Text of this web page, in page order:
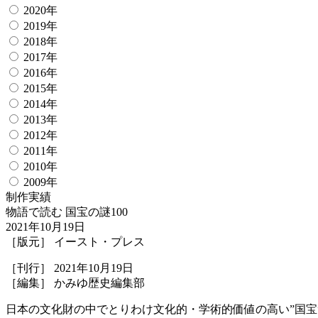
2020年
2019年
2018年
2017年
2016年
2015年
2014年
2013年
2012年
2011年
2010年
2009年
制作実績
物語で読む 国宝の謎100
2021年10月19日
［版元］ イースト・プレス
［刊行］ 2021年10月19日
［編集］ かみゆ歴史編集部
日本の文化財の中でとりわけ文化的・学術的価値の高い”国